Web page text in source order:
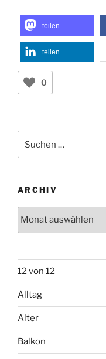
teilen
teilen
0
nach:
ARCHIV
12 von 12
Alltag
Alter
Balkon